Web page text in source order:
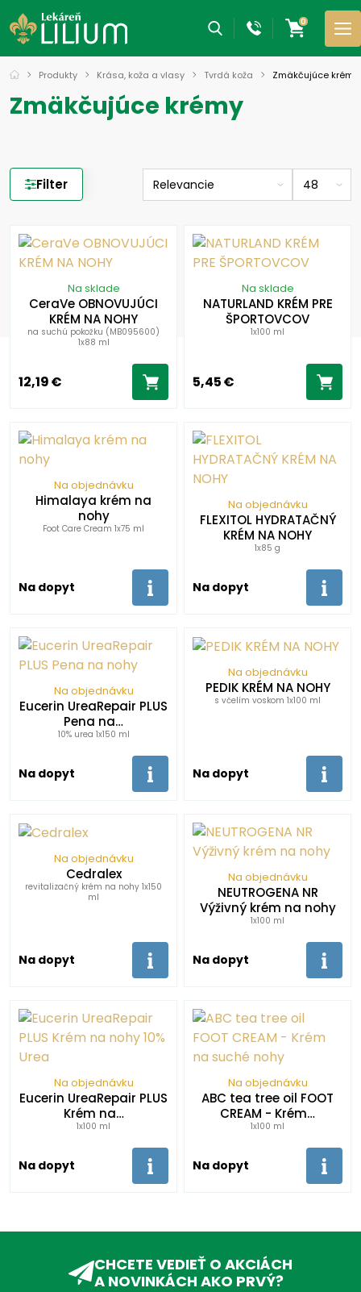
0
Produkty Krása, koža a vlasy Tvrdá koža Zmäkčujúce krémy
Zmäkčujúce krémy
Filter
Na sklade
CeraVe OBNOVUJÚCI
KRÉM NA NOHY
na suchú pokožku (MB095600)
1x88 ml
12,19 €
Na sklade
NATURLAND KRÉM PRE
ŠPORTOVCOV
1x100 ml
5,45 €
Na objednávku
Himalaya krém na
nohy
Foot Care Cream 1x75 ml
Na dopyt
Na objednávku
FLEXITOL HYDRATAČNÝ
KRÉM NA NOHY
1x85 g
Na dopyt
Na objednávku
Eucerin UreaRepair PLUS
Pena na…
10% urea 1x150 ml
Na dopyt
Na objednávku
PEDIK KRÉM NA NOHY
s včelím voskom 1x100 ml
Na dopyt
Na objednávku
Cedralex
revitalizačný krém na nohy 1x150
ml
Na dopyt
Na objednávku
NEUTROGENA NR
Výživný krém na nohy
1x100 ml
Na dopyt
Na objednávku
Eucerin UreaRepair PLUS
Krém na…
1x100 ml
Na dopyt
Na objednávku
ABC tea tree oil FOOT
CREAM - Krém…
1x100 ml
Na dopyt
CHCETE VEDIEŤ O AKCIÁCH
A NOVINKÁCH AKO PRVÝ?